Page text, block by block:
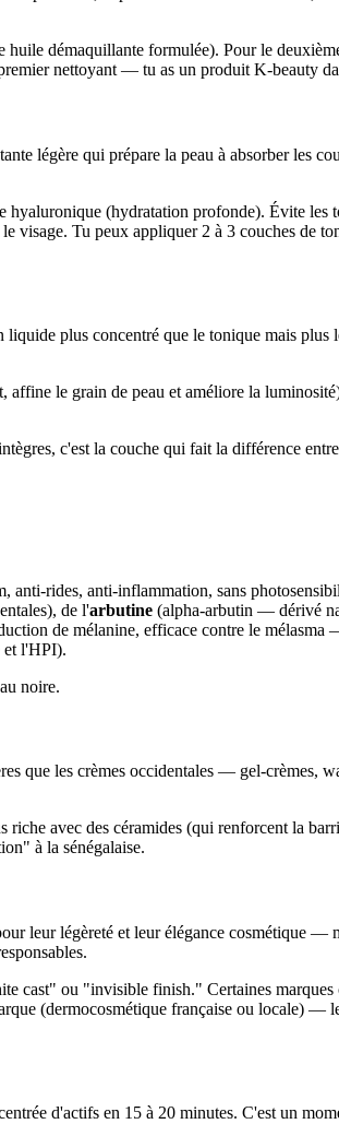
démaquillante formulée). Pour le
nettoyant — tu as un produit K-beauty
légère qui prépare la peau à absorber les
hyaluronique (hydratation profonde). Évite
visage. Tu peux appliquer 2 à 3 couches de
plus concentré que le tonique mais plus
affine le grain de peau et améliore la
c'est la couche qui fait la différence
anti-rides, anti-inflammation, sans
de l'arbutine (alpha-arbutin — dérivé
de mélanine, efficace contre le
et l'HPI).
noire.
que les crèmes occidentales — gel-crèmes,
avec des céramides (qui renforcent la
à la sénégalaise.
leur légèreté et leur élégance cosmétique —
cast" ou "invisible finish." Certaines marques
(dermocosmétique française ou locale) —
d'actifs en 15 à 20 minutes. C'est un